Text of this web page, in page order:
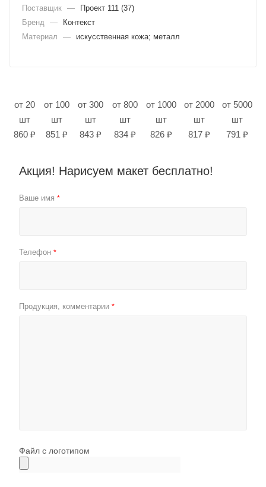
Поставщик —
Проект 111 (37)
Бренд
—
Контекст
Материал
— искусственная кожа; металл
от 20
шт
860 ₽
от 100
шт
851 ₽
от 300
шт
843 ₽
от 800
шт
834 ₽
от 1000
шт
826 ₽
от 2000
шт
817 ₽
от 5000
шт
791 ₽
Акция! Нарисуем макет бесплатно!
Ваше имя *
Телефон *
Продукция, комментарии *
Файл с логотипом